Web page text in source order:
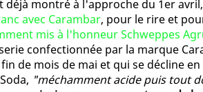
déjà montré à l'approche du 1er
avec Carambar, pour le rire et
mis à l'honneur Schweppes
confectionnée par la marque
de mois de mai et qui se décline
"méchamment acide puis tout